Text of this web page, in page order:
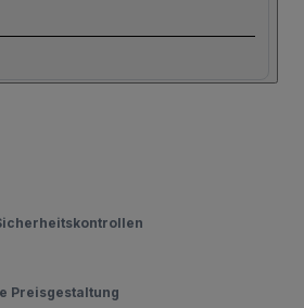
Preisgestaltung